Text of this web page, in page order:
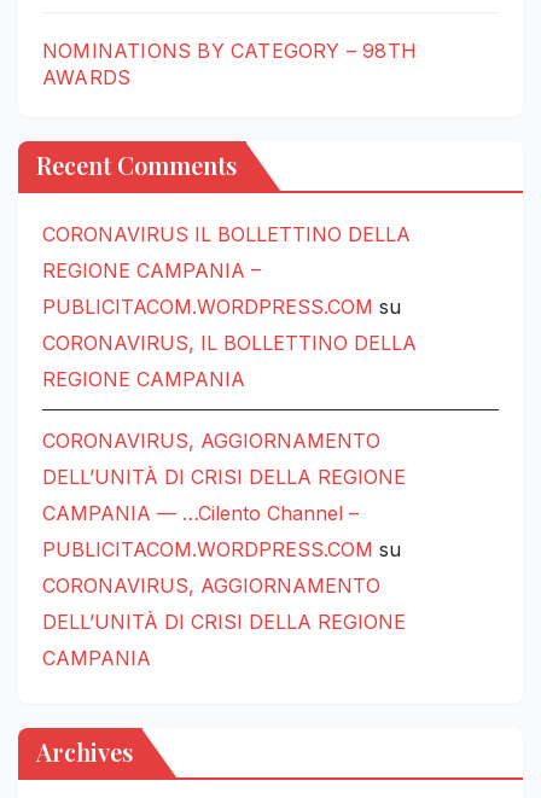
NOMINATIONS BY CATEGORY – 98TH
AWARDS
Recent Comments
CORONAVIRUS IL BOLLETTINO DELLA
REGIONE CAMPANIA –
PUBLICITACOM.WORDPRESS.COM su
CORONAVIRUS, IL BOLLETTINO DELLA
REGIONE CAMPANIA
CORONAVIRUS, AGGIORNAMENTO
DELL’UNITÀ DI CRISI DELLA REGIONE
CAMPANIA — …Cilento Channel –
PUBLICITACOM.WORDPRESS.COM su
CORONAVIRUS, AGGIORNAMENTO
DELL’UNITÀ DI CRISI DELLA REGIONE
CAMPANIA
Archives